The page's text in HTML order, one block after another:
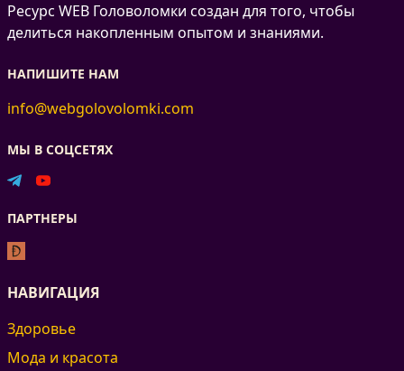
Ресурс WEB Головоломки создан для того, чтобы
делиться накопленным опытом и знаниями.
НАПИШИТЕ НАМ
info@webgolovolomki.com
МЫ В СОЦСЕТЯХ
ПАРТНЕРЫ
НАВИГАЦИЯ
Здоровье
Мода и красота